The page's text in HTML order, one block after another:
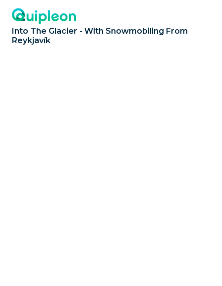
Into The Glacier - With Snowmobiling From
Reykjavík